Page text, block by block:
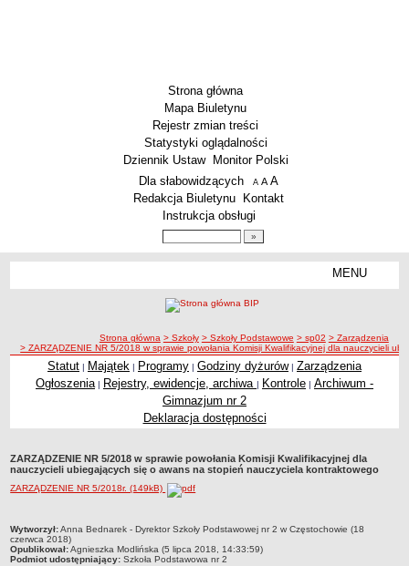
Strona główna
Mapa Biuletynu
Rejestr zmian treści
Statystyki oglądalności
Dziennik Ustaw
Monitor Polski
Menu dodatkowe
Dla słabowidzących A pomniejsz czcionkę
A standardowy rozmiar czcionki
A
Redakcja Biuletynu
Kontakt
Instrukcja obsługi
MENU
Zespoły Szkół
Techniczne Zakłady Naukowe
Przedszkola Miejskie
Zlikwidowane gimnazja
Przekształcone szkoły i placówki
SPECJALNE OŚRODKI SZKOLNO-WYCHOWAWCZE
Specjalny Ośrodek nr 1
ścieżka nawigacji
Strona główna > Szkoły > Szkoły Podstawowe > sp02 > Zarządzenia
> ZARZĄDZENIE NR 5/2018 w sprawie powołania Komisji Kwalifikacyjnej dla nauczycieli
Statut | Majątek | Programy | Godziny dyżurów| Zarządzenia
Ogłoszenia | Rejestry, ewidencje, archiwa | Kontrole | Archiwum -
Gimnazjum nr 2
Deklaracja dostępności
ZARZĄDZENIE NR 5/2018 w sprawie powołania Komisji Kwalifikacyjnej dla
nauczycieli ubiegających się o awans na stopień nauczyciela kontraktowego
ZARZĄDZENIE NR 5/2018r. (149kB)
metryczka
Wytworzył:Anna Bednarek - Dyrektor Szkoły Podstawowej nr 2 w Częstochowie (18
czerwca 2018)
Opublikował:Agnieszka Modlińska (5 lipca 2018, 14:33:59)
Podmiot udostępniający: Szkoła Podstawowa nr 2